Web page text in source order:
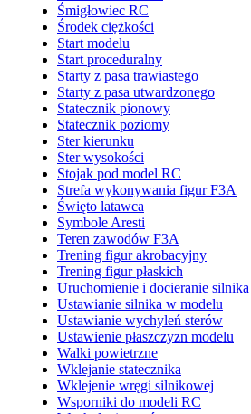
Śmigłowiec RC
Środek ciężkości
Start modelu
Start proceduralny
Starty z pasa trawiastego
Starty z pasa utwardzonego
Statecznik pionowy
Statecznik poziomy
Ster kierunku
Ster wysokości
Stojak pod model RC
Strefa wykonywania figur F3A
Święto latawca
Symbole Aresti
Teren zawodów F3A
Trening figur akrobacyjny
Trening figur płaskich
Uruchomienie i docieranie silnika
Ustawianie silnika w modelu
Ustawianie wychyleń sterów
Ustawienie płaszczyzn modelu
Walki powietrzne
Wklejanie statecznika
Wklejenie wręgi silnikowej
Wsporniki do modeli RC